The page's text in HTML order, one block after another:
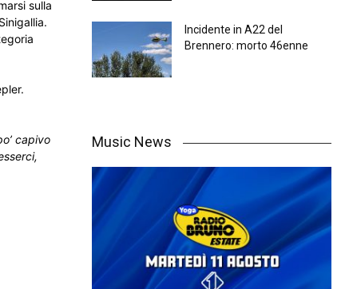
sulla
capivo
Incidente in A22 del
Brennero: morto 46enne
Music News